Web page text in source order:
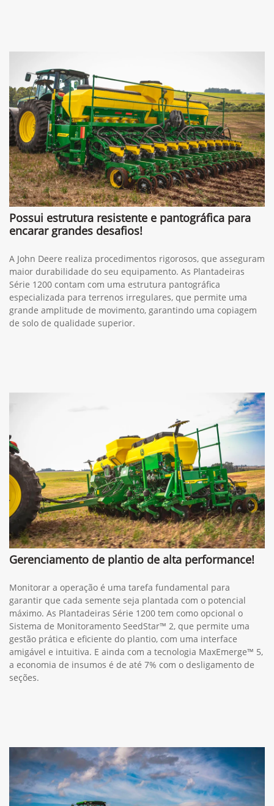
Possui estrutura resistente e pantográfica para
encarar grandes desafios!
A John Deere realiza procedimentos rigorosos, que asseguram
maior durabilidade do seu equipamento. As Plantadeiras
Série 1200 contam com uma estrutura pantográfica
especializada para terrenos irregulares, que permite uma
grande amplitude de movimento, garantindo uma copiagem
de solo de qualidade superior.
Gerenciamento de plantio de alta performance!
Monitorar a operação é uma tarefa fundamental para
garantir que cada semente seja plantada com o potencial
máximo. As Plantadeiras Série 1200 tem como opcional o
Sistema de Monitoramento SeedStar™ 2, que permite uma
gestão prática e eficiente do plantio, com uma interface
amigável e intuitiva. E ainda com a tecnologia MaxEmerge™ 5,
a economia de insumos é de até 7% com o desligamento de
seções.